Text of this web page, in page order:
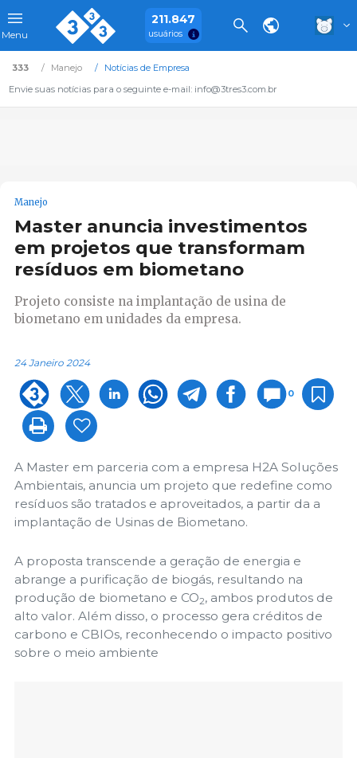
Menu
211.847
usuários
333 Manejo
Notícias de Empresa
Envie suas notícias para o seguinte e-mail: info@3tres3.com.br
Manejo
Master anuncia investimentos
em projetos que transformam
resíduos em biometano
Projeto consiste na implantação de usina de
biometano em unidades da empresa.
24 Janeiro 2024
0
A Master em parceria com a empresa H2A Soluções
Ambientais, anuncia um projeto que redefine como
resíduos são tratados e aproveitados, a partir da a
implantação de Usinas de Biometano.
A proposta transcende a geração de energia e
abrange a purificação de biogás, resultando na
produção de biometano e CO2, ambos produtos de
alto valor. Além disso, o processo gera créditos de
carbono e CBIOs, reconhecendo o impacto positivo
sobre o meio ambiente